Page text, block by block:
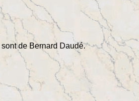
de Bernard Daudé.